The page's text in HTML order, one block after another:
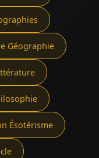
Géographie
Ésotérisme